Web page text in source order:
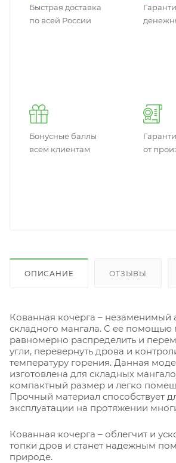
Быстрая доставка
по всей России
Бонусные баллы
всем клиентам
от
ОПИСАНИЕ ОТЗЫВЫ
Кованная кочерга – незаменимый
складного мангала. С ее
равномерно распределить и
угли, перевернуть дрова и
температуру горения. Данная
изготовлена для складных
компактный размер и легко
Прочный материал способствует
эксплуатации на протяжении
Кованная кочерга – облегчит и
топки дров и станет надежным
природе.